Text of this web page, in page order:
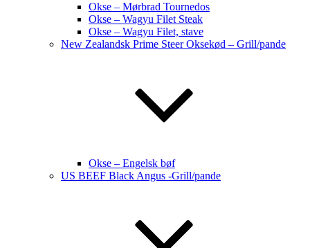
Okse – Mørbrad Tournedos
Okse – Wagyu Filet Steak
Okse – Wagyu Filet, stave
New Zealandsk Prime Steer Oksekød – Grill/pande
Okse – Engelsk bøf
US BEEF Black Angus -Grill/pande